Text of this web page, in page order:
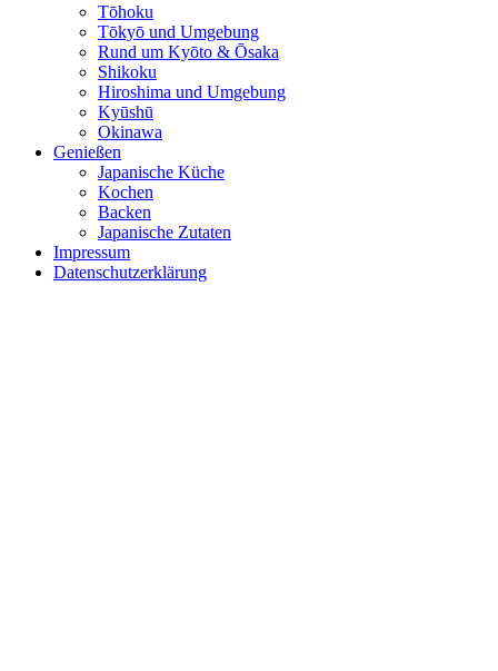
Tōhoku
Tōkyō und Umgebung
Rund um Kyōto & Ōsaka
Shikoku
Hiroshima und Umgebung
Kyūshū
Okinawa
Genießen
Japanische Küche
Kochen
Backen
Japanische Zutaten
Impressum
Datenschutzerklärung